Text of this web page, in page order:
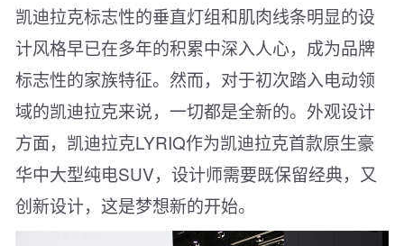
凯迪拉克标志性的垂直灯组和肌肉线条明显的设
计风格早已在多年的积累中深入人心，成为品牌
标志性的家族特征。然而，对于初次踏入电动领
域的凯迪拉克来说，一切都是全新的。外观设计
方面，凯迪拉克LYRIQ作为凯迪拉克首款原生豪
华中大型纯电SUV，设计师需要既保留经典，又
创新设计，这是梦想新的开始。